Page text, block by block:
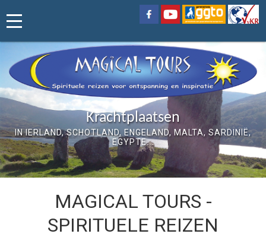
Krachtplaatsen
IN IERLAND, SCHOTLAND, ENGELAND, MALTA, SARDINIË,
EGYPTE...
MAGICAL TOURS -
SPIRITUELE REIZEN